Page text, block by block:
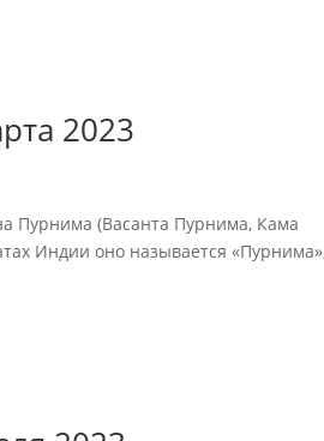
2023
Пурнима (Васанта Пурнима, Кама
Индии оно называется